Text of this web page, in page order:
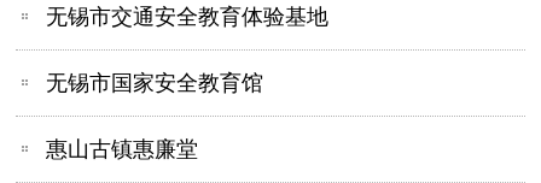
无锡市交通安全教育体验基地
无锡市国家安全教育馆
惠山古镇惠廉堂